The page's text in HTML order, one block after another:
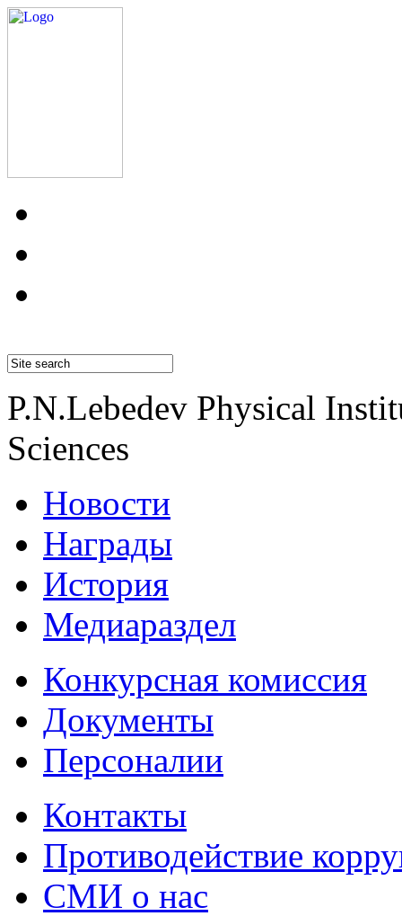
P.N.Lebedev Physical
Sciences
Новости
Награды
История
Медиараздел
Конкурсная комиссия
Документы
Персоналии
Контакты
Противодействие
СМИ о нас